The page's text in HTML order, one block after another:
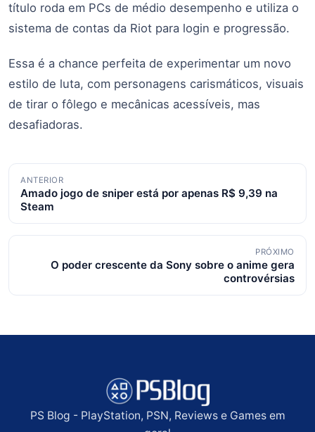
título roda em PCs de médio desempenho e utiliza o
sistema de contas da Riot para login e progressão.
Essa é a chance perfeita de experimentar um novo
estilo de luta, com personagens carismáticos, visuais
de tirar o fôlego e mecânicas acessíveis, mas
desafiadoras.
Navegação
de
posts
ANTERIOR
Amado jogo de sniper está por apenas R$ 9,39 na
Steam
PRÓXIMO
O poder crescente da Sony sobre o anime gera
controvérsias
PS Blog - PlayStation, PSN, Reviews e Games em